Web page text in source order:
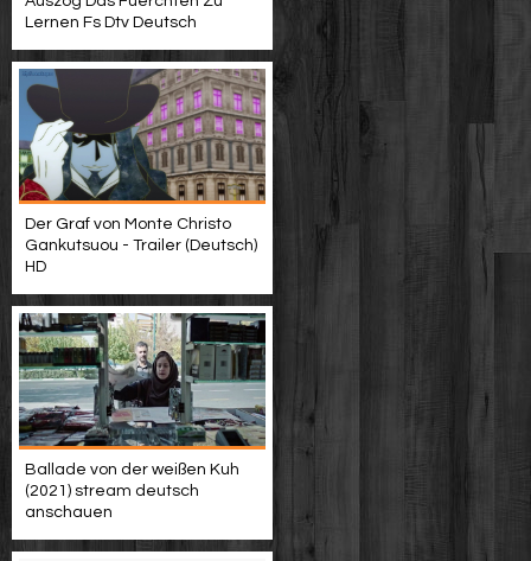
Lernen Fs Dtv Deutsch
Der Graf von Monte Christo
Gankutsuou - Trailer (Deutsch)
HD
Ballade von der weißen Kuh
(2021) stream deutsch
anschauen